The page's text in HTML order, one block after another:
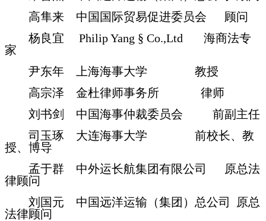
高隼来 中国国际贸易促进委员会 顾问
杨良宜
Philip Yang § Co.,Ltd 海商法专
家
尹东年 上海海事大学 教授
高宗泽 金杜律师事务所 律师
刘书剑 中国海事仲裁委员会 前副主任
司玉琢 大连海事大学 前校长、教
授、博导
孟于群 中外运长航集团有限公司 原总法
律顾问
刘国元 中国远洋运输（集团）总公司 原总
法律顾问